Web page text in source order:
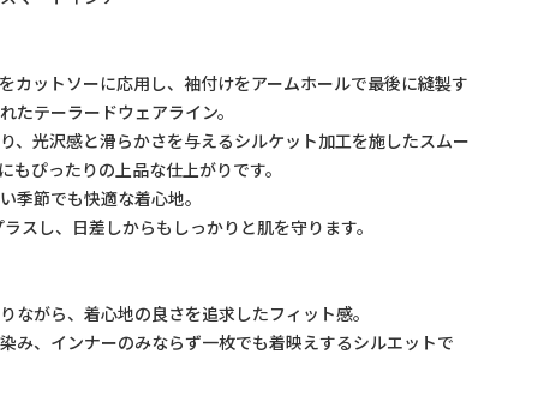
カットソーに応用し、袖付けをアームホールで最後に縫製す
たテーラードウェアライン。
、光沢感と滑らかさを与えるシルケット加工を施したスムー
もぴったりの上品な仕上がりです。
季節でも快適な着心地。
スし、日差しからもしっかりと肌を守ります。
ながら、着心地の良さを追求したフィット感。
み、インナーのみならず一枚でも着映えするシルエットで